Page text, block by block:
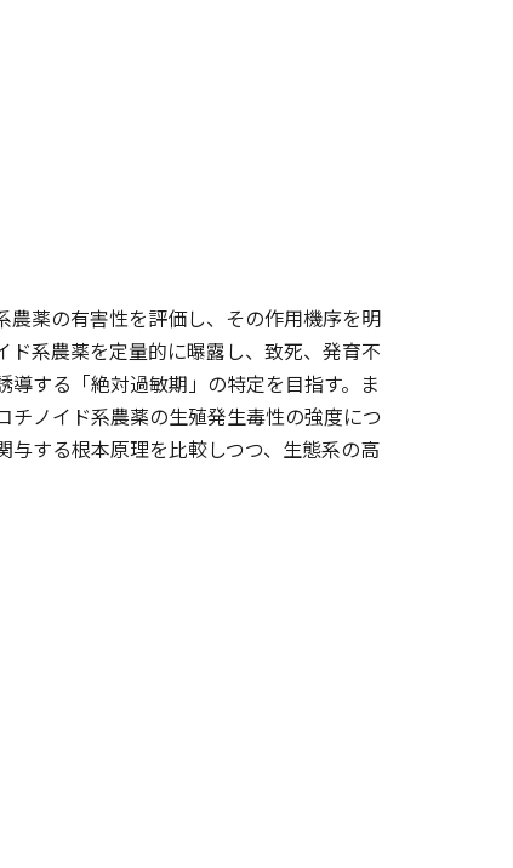
薬の有害性を評価し、その作用機序を明
系農薬を定量的に曝露し、致死、発育不
する「絶対過敏期」の特定を目指す。ま
ノイド系農薬の生殖発生毒性の強度につ
する根本原理を比較しつつ、生態系の高